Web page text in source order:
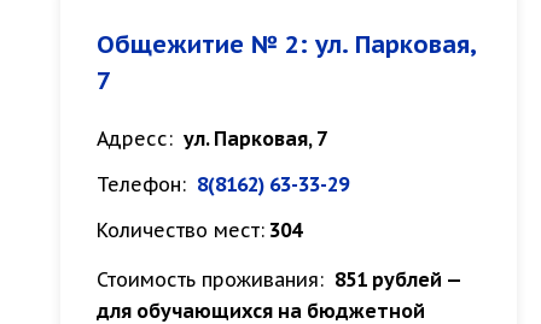
Общежитие № 2: ул. Парковая,
7
Адресс: ул. Парковая, 7
Телефон: 8(8162) 63-33-29
Количество мест: 304
Стоимость проживания: 851 рублей —
для обучающихся на бюджетной